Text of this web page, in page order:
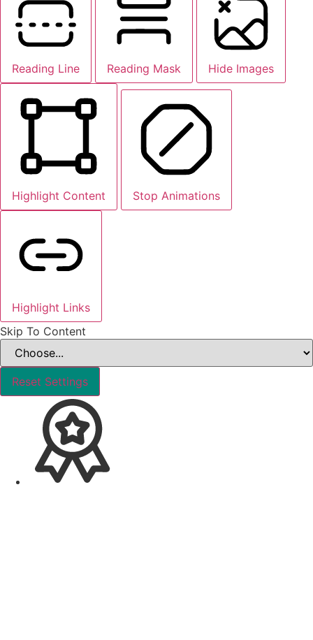
Reading Line Reading Mask Hide Images
Highlight Content Stop Animations
Highlight Links
Skip To Content
Reset Settings